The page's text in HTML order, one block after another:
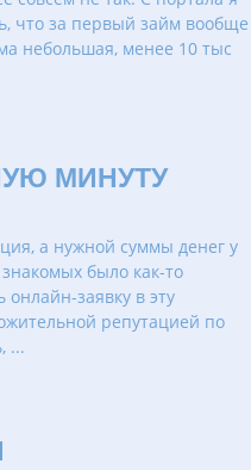
что за первый займ вообще
небольшая, менее 10 тыс
МИНУТУ
а нужной суммы денег у
было как-то
заявку в эту
репутацией по
...